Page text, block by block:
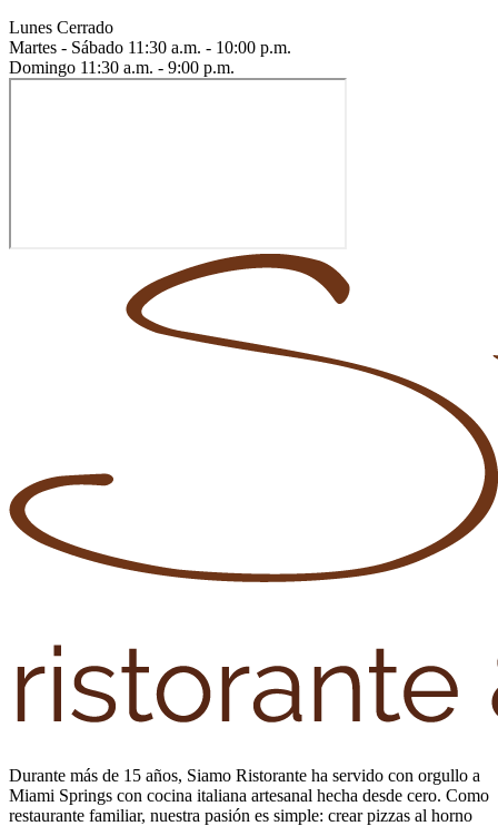
Lunes Cerrado
Martes - Sábado 11:30 a.m. - 10:00 p.m.
Domingo 11:30 a.m. - 9:00 p.m.
Durante más de 15 años, Siamo Ristorante ha servido con orgullo a
Miami Springs con cocina italiana artesanal hecha desde cero. Como
restaurante familiar, nuestra pasión es simple: crear pizzas al horno